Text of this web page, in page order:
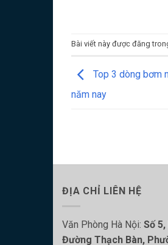
Bài viết này được đăng
Top 3 dòng bơm
năm nay
ĐỊA CHỈ LIÊN HỆ
Văn Phòng Hà Nội: Số
Đường Thạch Bàn,